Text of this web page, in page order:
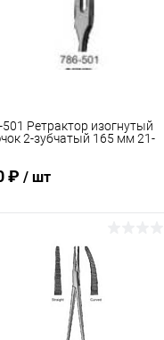
Ретрактор изогнутый
2-зубчатый 165 мм 21-
₽ / шт
В корзину
Купить в 1 клик